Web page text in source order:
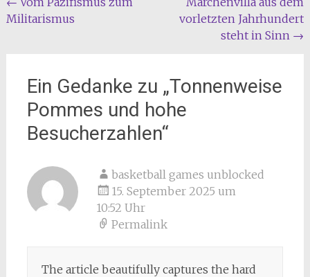
Militarismus
vorletzten Jahrhundert
steht in Sinn →
Ein Gedanke zu „Tonnenweise
Pommes und hohe
Besucherzahlen“
basketball games unblocked
15. September 2025 um
10:52 Uhr
Permalink
The article beautifully captures the hard